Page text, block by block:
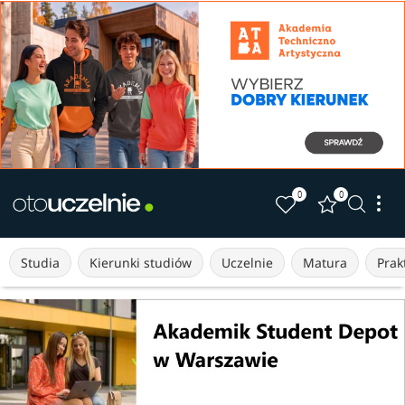
0 0
Studia Kierunki studiów Uczelnie Matura